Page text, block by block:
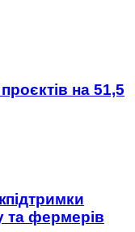
на 51,5
та фермерів